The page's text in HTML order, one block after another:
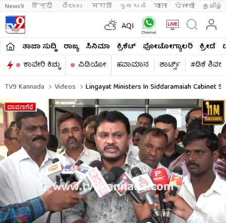
News9 हिन्दी తెలుగు मराठी ગુજરાતી বাংলা ਪੰਜਾਬੀ தமிழ்
AQI
ತಾಜಾ ಸುದ್ದಿ ರಾಜ್ಯ ಸಿನಿಮಾ ಕ್ರಿಕೆಟ್​ ಫೋಟೋಗ್ಯಾಲರಿ ಕ್ರೀಡೆ
ಕಾವೇರಿ ಕಿಚ್ಚು
ವಿಡಿಯೋ ಹವಾಮಾನ ಶಾರ್ಟ್ಸ್​
#ಡಿಕೆ
TV9 Kannada
Videos Lingayat Ministers In Siddaramaiah Cabinet